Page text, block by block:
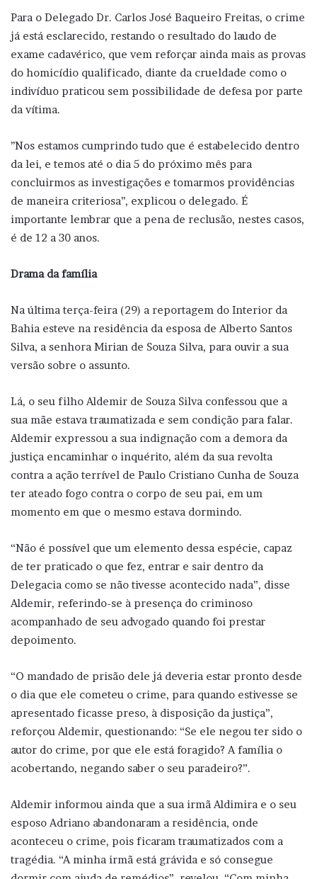
Para o Delegado Dr. Carlos José Baqueiro Freitas, o crime
já está esclarecido, restando o resultado do laudo de
exame cadavérico, que vem reforçar ainda mais as provas
do homicídio qualificado, diante da crueldade como o
indivíduo praticou sem possibilidade de defesa por parte
da vítima.
’’Nos estamos cumprindo tudo que é estabelecido dentro
da lei, e temos até o dia 5 do próximo mês para
concluirmos as investigações e tomarmos providências
de maneira criteriosa’’, explicou o delegado. É
importante lembrar que a pena de reclusão, nestes casos,
é de 12 a 30 anos.
Drama da família
Na última terça-feira (29) a reportagem do Interior da
Bahia esteve na residência da esposa de Alberto Santos
Silva, a senhora Mirian de Souza Silva, para ouvir a sua
versão sobre o assunto.
Lá, o seu filho Aldemir de Souza Silva confessou que a
sua mãe estava traumatizada e sem condição para falar.
Aldemir expressou a sua indignação com a demora da
justiça encaminhar o inquérito, além da sua revolta
contra a ação terrível de Paulo Cristiano Cunha de Souza
ter ateado fogo contra o corpo de seu pai, em um
momento em que o mesmo estava dormindo.
“Não é possível que um elemento dessa espécie, capaz
de ter praticado o que fez, entrar e sair dentro da
Delegacia como se não tivesse acontecido nada”, disse
Aldemir, referindo-se à presença do criminoso
acompanhado de seu advogado quando foi prestar
depoimento.
“O mandado de prisão dele já deveria estar pronto desde
o dia que ele cometeu o crime, para quando estivesse se
apresentado ficasse preso, à disposição da justiça”,
reforçou Aldemir, questionando: “Se ele negou ter sido o
autor do crime, por que ele está foragido? A família o
acobertando, negando saber o seu paradeiro?”.
Aldemir informou ainda que a sua irmã Aldimira e o seu
esposo Adriano abandonaram a residência, onde
aconteceu o crime, pois ficaram traumatizados com a
tragédia. “A minha irmã está grávida e só consegue